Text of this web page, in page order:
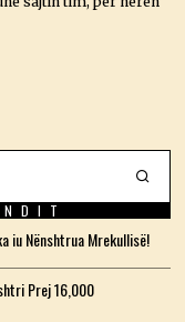
iu Nënshtrua Mrekullisë!
Prej 16,000